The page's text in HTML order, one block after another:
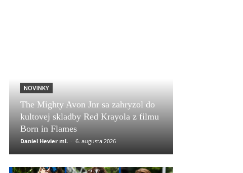
NOVINKY
The Mighty Avon Jnr sa zahryzol do
kultovej skladby Red Krayola z filmu
Born in Flames
Daniel Hevier ml. - 6. augusta 2026